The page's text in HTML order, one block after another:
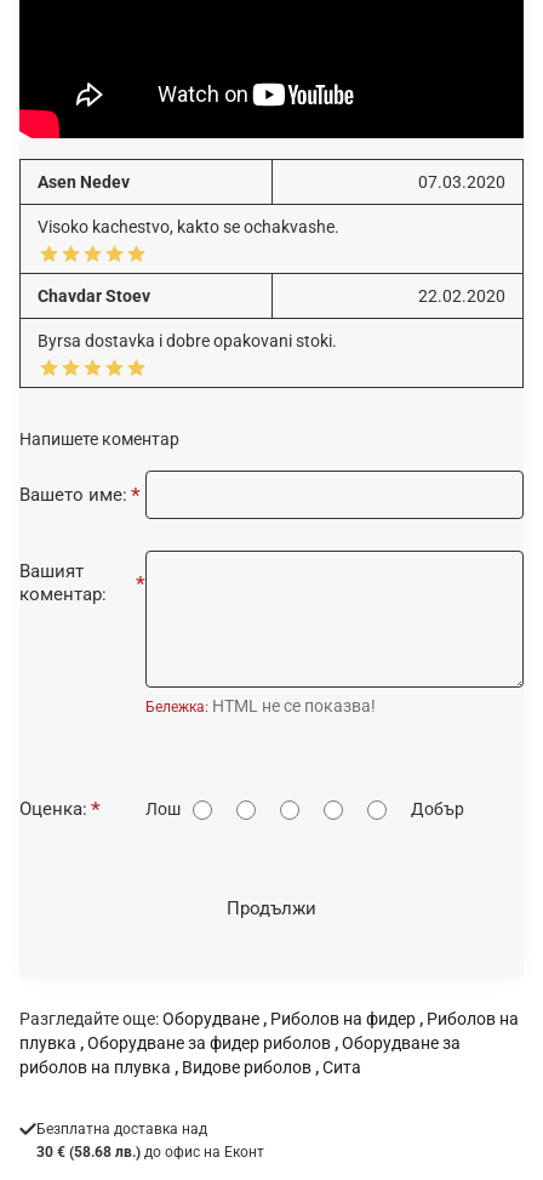
Asen Nedev 07.03.2020
Visoko kachestvo, kakto se ochakvashe.
Chavdar Stoev 22.02.2020
Byrsa dostavka i dobre opakovani stoki.
Напишете коментар
Вашето име:
Вашият
коментар:
Бележка: HTML не се показва!
О
Оценка: Лош Добър
Продължи
Разгледайте още:Оборудване , Риболов на фидер , Риболов на
плувка ,Оборудване за фидер риболов ,Оборудване за
риболов на плувка , Видове риболов ,Сита
Безплатна доставка над
30 € (58.68 лв.) до офис на Еконт